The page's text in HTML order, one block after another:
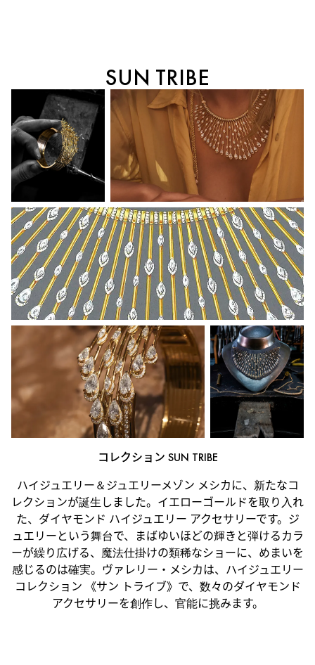
SUN TRIBE
コレクション SUN TRIBE
ハイジュエリー＆ジュエリーメゾン メシカに、新たなコ
レクションが誕生しました。イエローゴールドを取り入れ
た、ダイヤモンド ハイジュエリー アクセサリーです。ジ
ュエリーという舞台で、まばゆいほどの輝きと弾けるカラ
ーが繰り広げる、魔法仕掛けの類稀なショーに、めまいを
感じるのは確実。ヴァレリー・メシカは、ハイジュエリー
コレクション 《サン トライブ》で、数々のダイヤモンド
アクセサリーを創作し、官能に挑みます。